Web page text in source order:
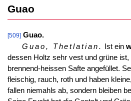
Guao
[509] Guao.
Guao, Thetlatian.
Ist ein
dessen Holtz sehr vest und grüne ist,
brennend-heissen Safte angefüllet.
fleischig, rauch, roth und haben
fallen niemahls ab, sondern bleiben